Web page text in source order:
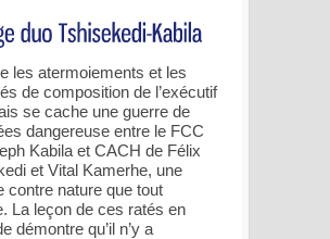
les atermoiements et les
de composition de l’exécutif
se cache une guerre de
dangereuse entre le FCC
Kabila et CACH de Félix
et Vital Kamerhe, une
contre nature que tout
La leçon de ces ratés en
démontre qu’il n’y a